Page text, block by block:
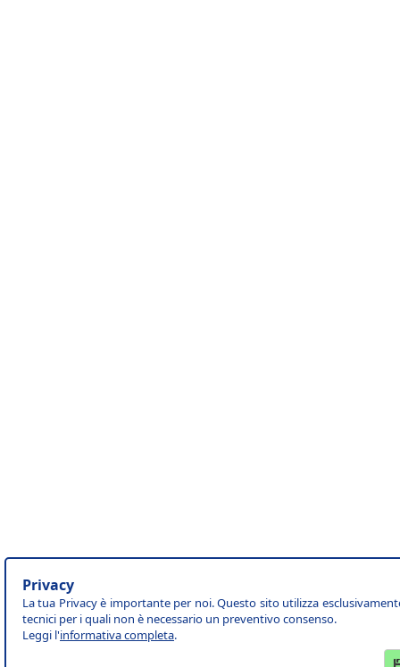
Privacy
La tua Privacy è importante per noi. Questo sito utilizza
tecnici per i quali non è necessario un preventivo consenso.
Leggi l'informativa completa.